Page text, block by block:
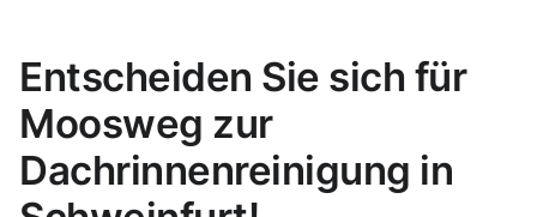
Entscheiden Sie sich für
Moosweg zur
Dachrinnenreinigung in